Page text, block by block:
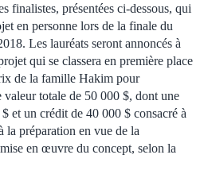
finalistes, présentées ci-dessous, qui
en personne lors de la finale du
Les lauréats seront annoncés à
qui se classera en première place
de la famille Hakim pour
totale de 50 000 $, dont une
et un crédit de 40 000 $ consacré à
la préparation en vue de la
en œuvre du concept, selon la